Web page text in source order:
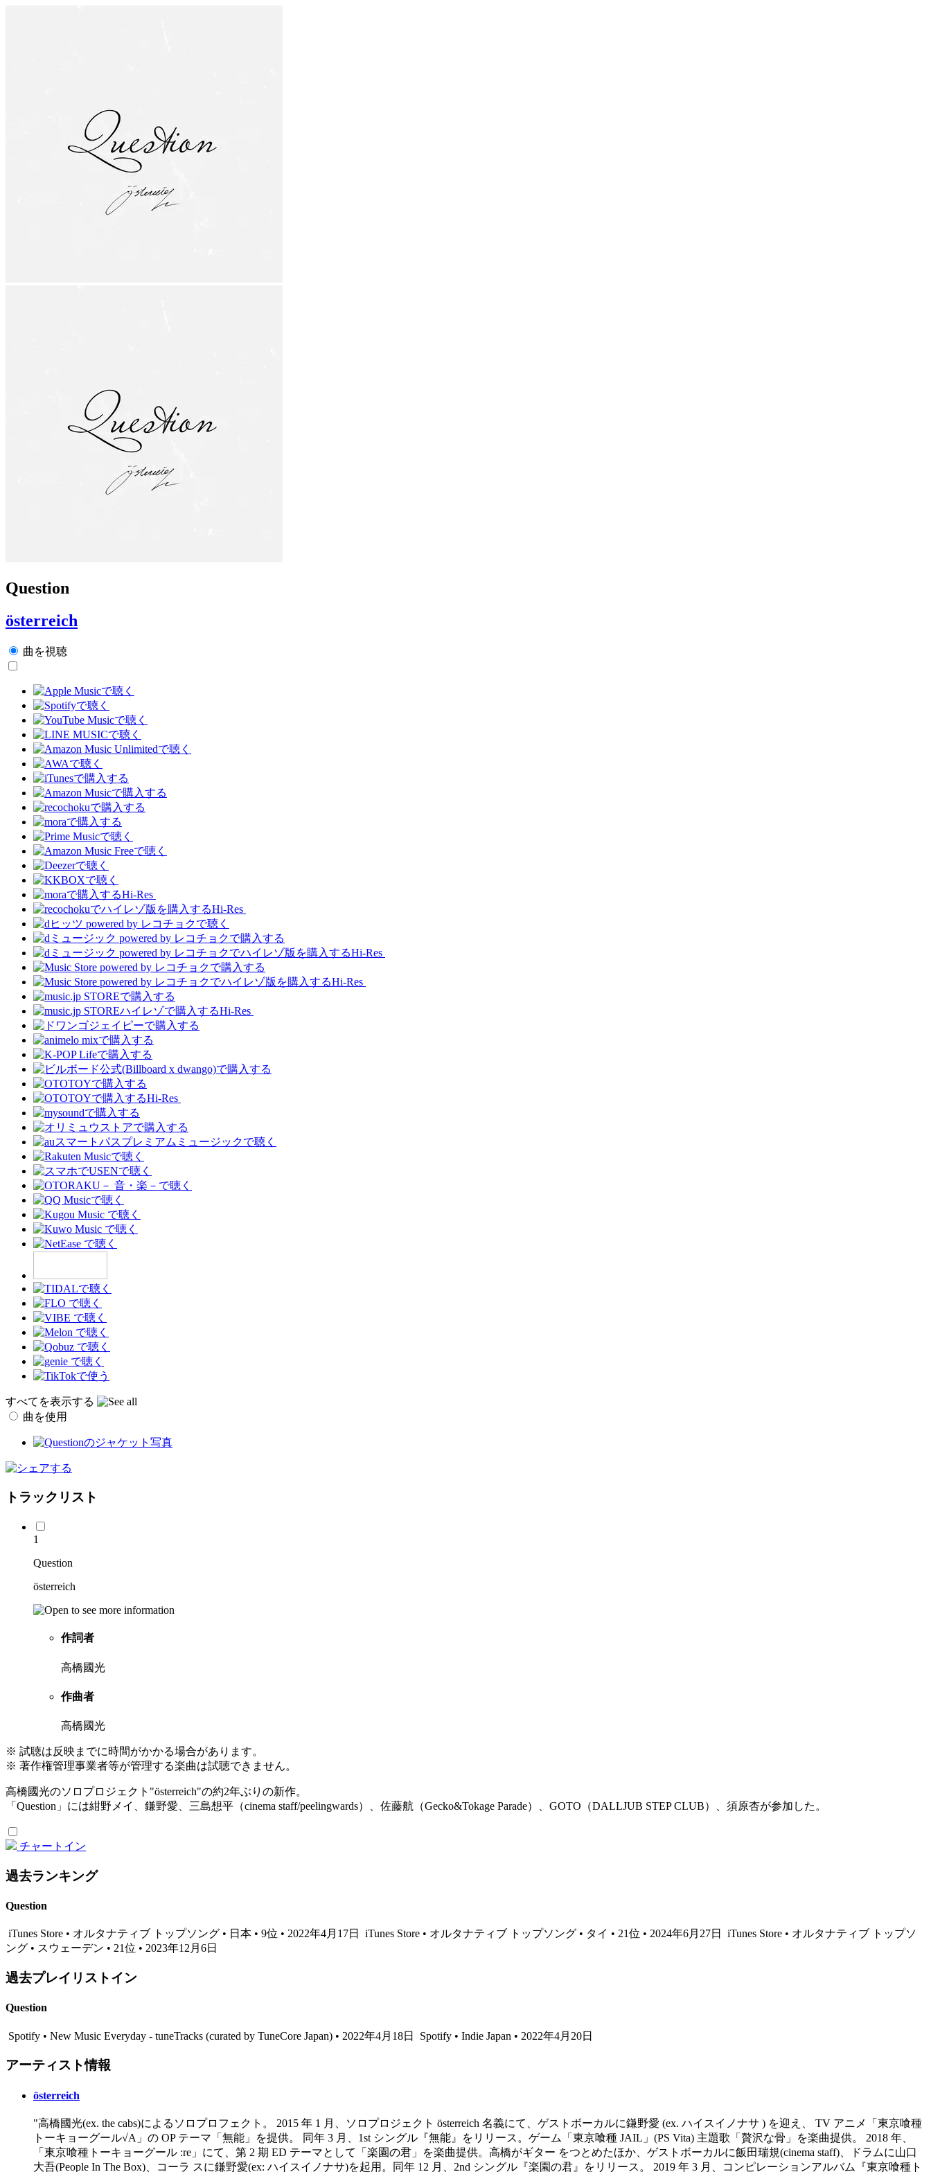
Question
österreich
曲を視聴
Hi-Res
Hi-Res
Hi-Res
Hi-Res
Hi-Res
Hi-Res
すべてを表示する
曲を使用
トラックリスト
1
Question
österreich
作詞者
高橋國光
作曲者
高橋國光
※ 試聴は反映までに時間がかかる場合があります。
※ 著作権管理事業者等が管理する楽曲は試聴できません。
高橋國光のソロプロジェクト"österreich"の約2年ぶりの新作。
「Question」には紺野メイ、鎌野愛、三島想平（cinema staff/peelingwards）、佐藤航（Gecko&Tokage Parade）、GOTO（DALLJUB STEP CLUB）、須原杏が参加した。
チャートイン
過去ランキング
Question
iTunes Store • オルタナティブ トップソング • 日本 • 9位 • 2022年4月17日 iTunes Store • オルタナティブ トップソング • タイ • 21位 • 2024年6月27日
iTunes Store • オルタナティブ トップソ
ング • スウェーデン • 21位 • 2023年12月6日
過去プレイリストイン
Question
Spotify • New Music Everyday - tuneTracks (curated by TuneCore Japan) • 2022年4月18日 Spotify • Indie Japan • 2022年4月20日
アーティスト情報
österreich
"高橋國光(ex. the cabs)によるソロプロフェクト。 2015 年 1 月、ソロプロジェクト österreich 名義にて、ゲストボーカルに鎌野愛 (ex. ハイスイノナサ ) を迎え、 TV アニメ「東京喰種
トーキョーグール√A」の OP テーマ「無能」を提供。 同年 3 月、1st シングル『無能』をリリース。ゲーム「東京喰種 JAIL」(PS Vita) 主題歌「贅沢な骨」を楽曲提供。 2018 年、
「東京喰種トーキョーグール :re」にて、第 2 期 ED テーマとして「楽園の君」を楽曲提供。高橋がギター をつとめたほか、ゲストボーカルに飯田瑞規(cinema staff)、ドラムに山口
大吾(People In The Box)、コーラ スに鎌野愛(ex: ハイスイノナサ)を起用。同年 12 月、2nd シングル『楽園の君』をリリース。 2019 年 3 月、コンピレーションアルバム『東京喰種ト